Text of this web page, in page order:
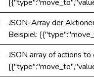
JSON-Array der
Beispiel:
JSON array of actions